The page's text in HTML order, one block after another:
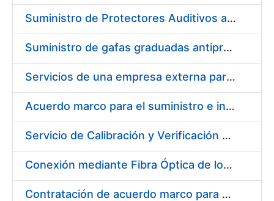
Suministro de Protectores Auditivos a medida para las personas trabajadoras de los Centros de Trabajo de Madrid y Burgos
Suministro de gafas graduadas antiproyecciones para los trabajadores de la FNMT-RCM en los centros de trabajo de Madrid y Burgos
Servicios de una empresa externa para el asesoramiento y resolución de los recursos de alzada que se presentan relacionados con procesos de selección para la FNMT-RCM
Acuerdo marco para el suministro e instalación de persianas, estores y otros complementos
Servicio de Calibración y Verificación Externa de los Equipos de Medición del Servicio de Prevención de la FNMT-RCM
Conexión mediante Fibra Óptica de los Centros de Proceso de Datos (CPDs) de las sedes de la FNMT-RCM de Burgos y Madrid
Contratación de acuerdo marco para el Suministro de Material de Electricidad para la Fábrica Nacional de Moneda y Timbre-Real Casa de la Moneda en su centro de trabajo de Burgos